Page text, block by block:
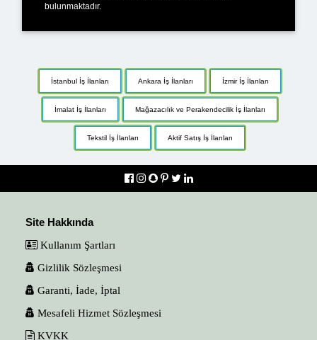
bulunmaktadır.
İstanbul İş İlanları Ankara İş İlanları İzmir İş İlanları
İmalat İş İlanları Mağazacılık ve Perakendecilik İş İlanları
Tekstil İş İlanları Aktif Satış İş İlanları
Site Hakkında
Kullanım Şartları
Gizlilik Sözleşmesi
Garanti, İade, İptal
Mesafeli Hizmet Sözleşmesi
KVKK